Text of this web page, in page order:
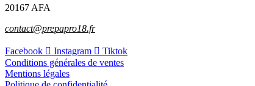
20167 AFA
contact@prepapro18.fr
Facebook Instagram
Tiktok
Conditions générales de ventes
Mentions légales